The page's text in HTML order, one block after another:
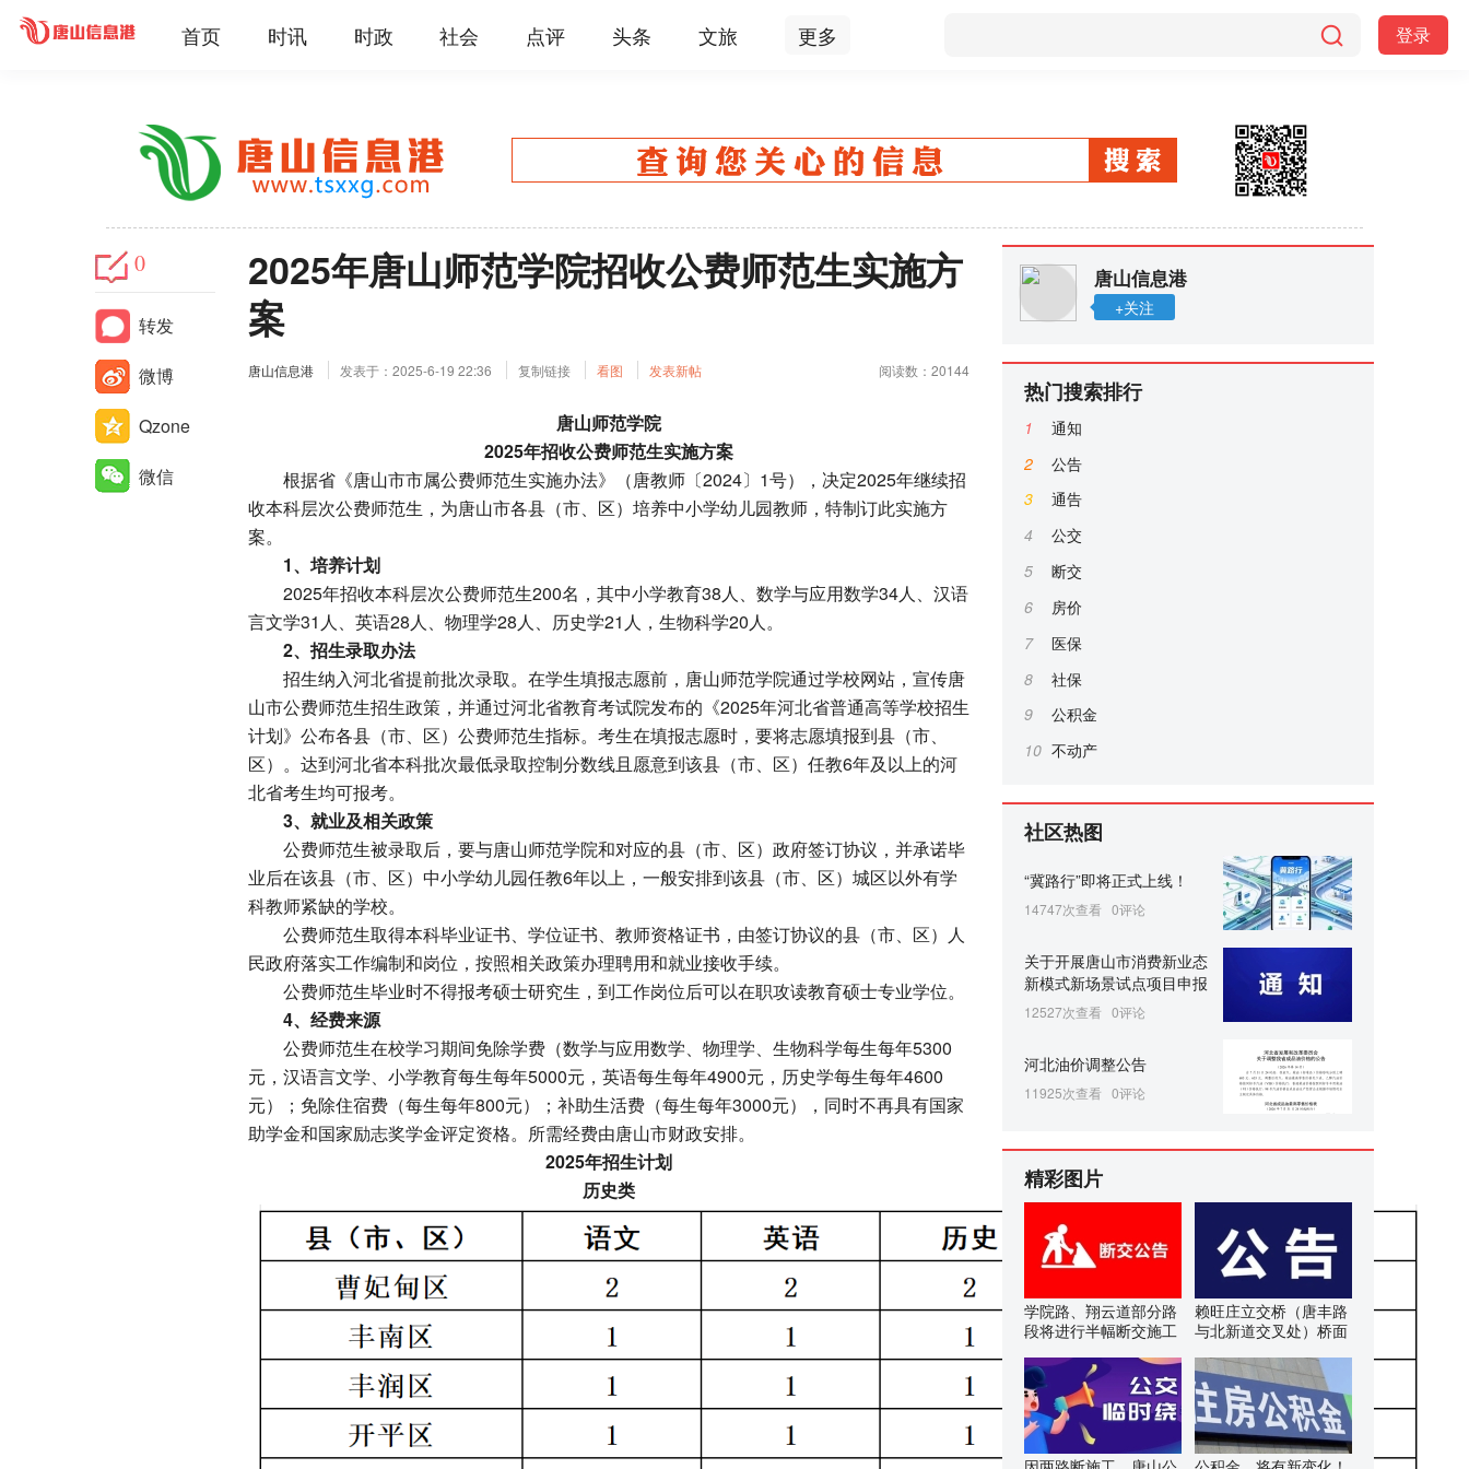
首页 时讯 时政 社会 点评 头条 文旅 更多 登录
0
转发
微博
Qzone
微信
2025年唐山师范学院招收公费师范生实施方
案
唐山信息港 发表于：2025-6-19 22:36 复制链接 看图 发表新帖 阅读数：20144
唐山师范学院
2025年招收公费师范生实施方案
根据省《唐山市市属公费师范生实施办法》（唐教师〔2024〕1号），决定2025年继续招
收本科层次公费师范生，为唐山市各县（市、区）培养中小学幼儿园教师，特制订此实施方
案。
1、培养计划
2025年招收本科层次公费师范生200名，其中小学教育38人、数学与应用数学34人、汉语
言文学31人、英语28人、物理学28人、历史学21人，生物科学20人。
2、招生录取办法
招生纳入河北省提前批次录取。在学生填报志愿前，唐山师范学院通过学校网站，宣传唐
山市公费师范生招生政策，并通过河北省教育考试院发布的《2025年河北省普通高等学校招生
计划》公布各县（市、区）公费师范生指标。考生在填报志愿时，要将志愿填报到县（市、
区）。达到河北省本科批次最低录取控制分数线且愿意到该县（市、区）任教6年及以上的河
北省考生均可报考。
3、就业及相关政策
公费师范生被录取后，要与唐山师范学院和对应的县（市、区）政府签订协议，并承诺毕
业后在该县（市、区）中小学幼儿园任教6年以上，一般安排到该县（市、区）城区以外有学
科教师紧缺的学校。
公费师范生取得本科毕业证书、学位证书、教师资格证书，由签订协议的县（市、区）人
民政府落实工作编制和岗位，按照相关政策办理聘用和就业接收手续。
公费师范生毕业时不得报考硕士研究生，到工作岗位后可以在职攻读教育硕士专业学位。
4、经费来源
公费师范生在校学习期间免除学费（数学与应用数学、物理学、生物科学每生每年5300
元，汉语言文学、小学教育每生每年5000元，英语每生每年4900元，历史学每生每年4600
元）；免除住宿费（每生每年800元）；补助生活费（每生每年3000元），同时不再具有国家
助学金和国家励志奖学金评定资格。所需经费由唐山市财政安排。
2025年招生计划
历史类
唐山信息港
+关注
热门搜索排行
1
通知
2
公告
3
通告
4
公交
5
断交
6
房价
7
医保
8
社保
9
公积金
10 不动产
社区热图
“冀路行”即将正式上线！
14747次查看 0评论
关于开展唐山市消费新业态
新模式新场景试点项目申报
12527次查看 0评论
河北油价调整公告
11925次查看 0评论
精彩图片
学院路、翔云道部分路
段将进行半幅断交施工
赖旺庄立交桥（唐丰路
与北新道交叉处）桥面